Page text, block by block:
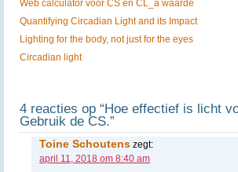
Web calculator voor CS en CL_a waarde
Quantifying Circadian Light and its Impact
Lighting for the body, not just for the eyes
Circadian light
4 reacties op “Hoe effectief is licht
Gebruik de CS.”
Toine Schoutens zegt:
april 11, 2018 om 8:40 am